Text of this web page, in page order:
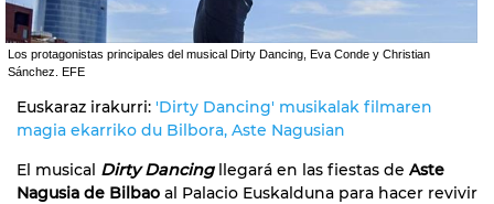
Los protagonistas principales del musical Dirty Dancing, Eva Conde y Christian
Sánchez. EFE
Euskaraz irakurri: 'Dirty Dancing' musikalak filmaren
magia ekarriko du Bilbora, Aste Nagusian
El musical Dirty Dancingllegará en las fiestas de Aste
Nagusia de Bilbao al Palacio Euskalduna para hacer revivir